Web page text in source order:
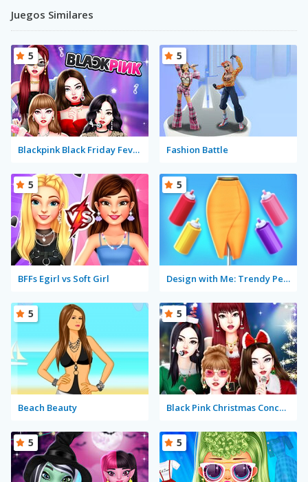
Juegos Similares
Blackpink Black Friday Fever
5
Fashion Battle
5
BFFs Egirl vs Soft Girl
5
Design with Me: Trendy Pencil skirt
5
Beach Beauty
5
Black Pink Christmas Concert
5
5 5